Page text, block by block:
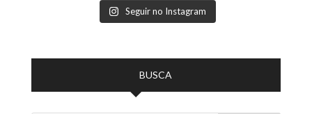
Seguir no Instagram
BUSCA